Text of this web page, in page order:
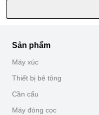
Sản phẩm
Máy xúc
Thiết bị bê tông
Cần cẩu
Máy đóng cọc